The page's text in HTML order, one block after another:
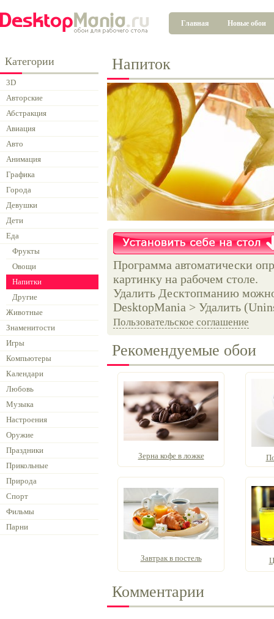
Главная Новые обои
Категории
3D
Авторские
Абстракция
Авиация
Авто
Анимация
Графика
Города
Девушки
Дети
Еда
Фрукты
Овощи
Напитки
Другие
Животные
Знаменитости
Игры
Компьютеры
Календари
Любовь
Музыка
Настроения
Оружие
Праздники
Прикольные
Природа
Спорт
Фильмы
Парни
Напиток
Программа автоматически
картинку на рабочем столе.
Удалить Десктопманию
DesktopMania > Удалить
Пользовательское соглашение
Рекомендуемые обои
Зерна кофе в ложке
Завтрак в постель
Комментарии